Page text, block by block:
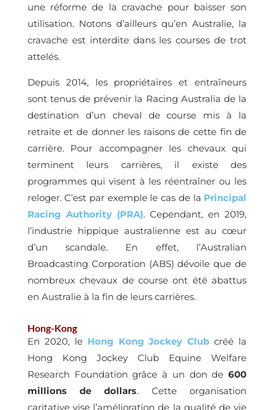
une réforme de la cravache pour baisser son
utilisation. Notons d’ailleurs qu’en Australie, la
cravache est interdite dans les courses de trot
attelés.
Depuis 2014, les propriétaires et entraîneurs
sont tenus de prévenir la Racing Australia de la
destination d’un cheval de course mis à la
retraite et de donner les raisons de cette fin de
carrière. Pour accompagner les chevaux qui
terminent leurs carrières, il existe des
programmes qui visent à les réentraîner ou les
reloger. C’est par exemple le cas de la Principal
Racing Authority (PRA). Cependant, en 2019,
l’industrie hippique australienne est au cœur
d’un scandale. En effet, l’Australian
Broadcasting Corporation (ABS) dévoile que de
nombreux chevaux de course ont été abattus
en Australie à la fin de leurs carrières.
Hong-Kong
En 2020, le Hong Kong Jockey Club créé la
Hong Kong Jockey Club Equine Welfare
Research Foundation grâce à un don de 600
millions de dollars. Cette organisation
caritative vise l’amélioration de la qualité de vie